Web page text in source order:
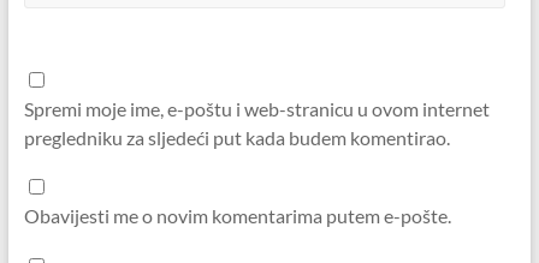
Spremi moje ime, e-poštu i web-stranicu u ovom internet
pregledniku za sljedeći put kada budem komentirao.
Obavijesti me o novim komentarima putem e-pošte.